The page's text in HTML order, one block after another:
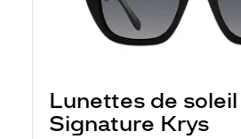
Lunettes de soleil
Signature Krys